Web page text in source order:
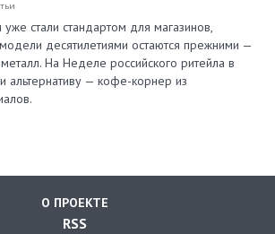
стали стандартом для магазинов,
десятилетиями остаются прежними —
На Неделе российского ритейла в
альтернативу — кофе-корнер из
О ПРОЕКТЕ
RSS